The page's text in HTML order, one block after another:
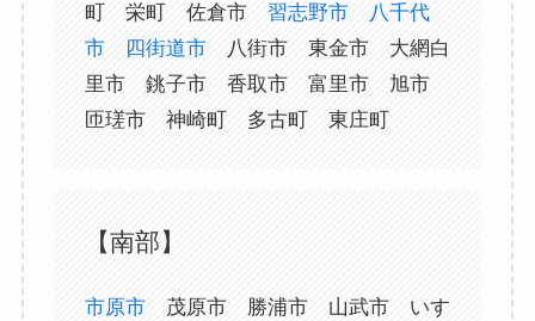
町 栄町 佐倉市 習志野市
八千代
市
四街道市八街市 東金市 大網白
里市 銚子市 香取市 富里市 旭市
匝瑳市 神崎町 多古町 東庄町
【南部】
市原市茂原市 勝浦市 山武市 いす